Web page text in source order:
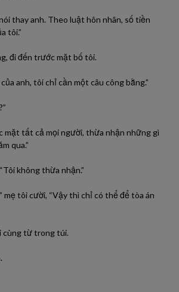
thay anh. Theo luật hôn nhân, số tiền
tôi.”
đi đến trước mặt bố tôi.
anh, tôi chỉ cần một câu công bằng.”
mặt tất cả mọi người, thừa nhận những gì
qua.”
không thừa nhận.”
mẹ tôi cười, “Vậy thì chỉ có thể để tòa án
cùng từ trong túi.